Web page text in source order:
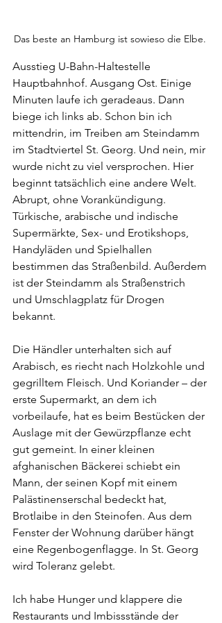
Das beste an Hamburg ist sowieso die Elbe.
Ausstieg U-Bahn-Haltestelle
Hauptbahnhof. Ausgang Ost. Einige
Minuten laufe ich geradeaus. Dann
biege ich links ab. Schon bin ich
mittendrin, im Treiben am Steindamm
im Stadtviertel St. Georg. Und nein, mir
wurde nicht zu viel versprochen. Hier
beginnt tatsächlich eine andere Welt.
Abrupt, ohne Vorankündigung.
Türkische, arabische und indische
Supermärkte, Sex- und Erotikshops,
Handyläden und Spielhallen
bestimmen das Straßenbild. Außerdem
ist der Steindamm als Straßenstrich
und Umschlagplatz für Drogen
bekannt.
Die Händler unterhalten sich auf
Arabisch, es riecht nach Holzkohle und
gegrilltem Fleisch. Und Koriander – der
erste Supermarkt, an dem ich
vorbeilaufe, hat es beim Bestücken der
Auslage mit der Gewürzpflanze echt
gut gemeint. In einer kleinen
afghanischen Bäckerei schiebt ein
Mann, der seinen Kopf mit einem
Palästinenserschal bedeckt hat,
Brotlaibe in den Steinofen. Aus dem
Fenster der Wohnung darüber hängt
eine Regenbogenflagge. In St. Georg
wird Toleranz gelebt.
Ich habe Hunger und klappere die
Restaurants und Imbissstände der